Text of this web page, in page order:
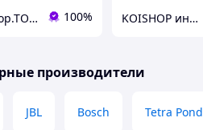
ComShop.TOP - Магазин Подарков 100% KOISHOP интернет-магазин
производители
JBL Bosch Tetra Pond